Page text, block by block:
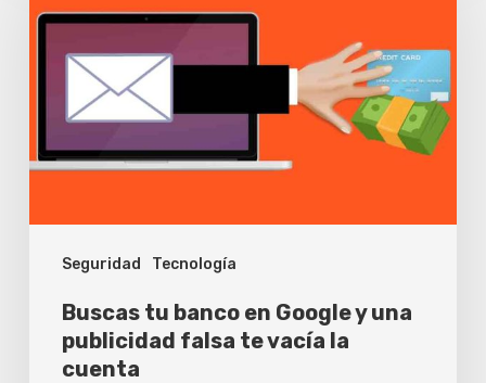
Seguridad Tecnología
banco
una
falsa
vacía
cuenta
Buscas tu banco en Google y una
publicidad falsa te vacía la
cuenta